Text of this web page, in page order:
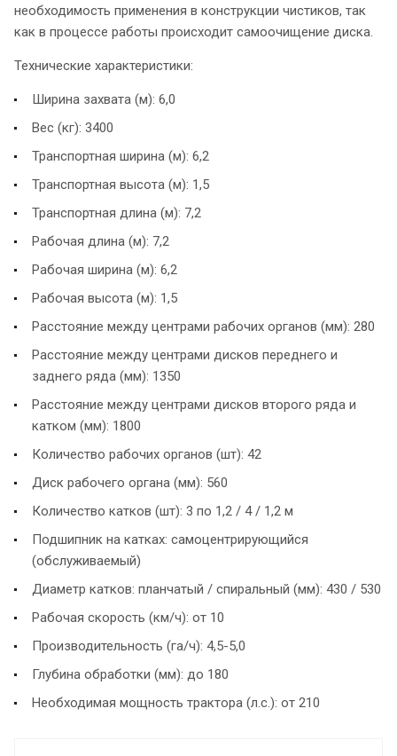
необходимость применения в конструкции чистиков, так
как в процессе работы происходит самоочищение диска.
Технические характеристики:
Ширина захвата (м): 6,0
Вес (кг): 3400
Транспортная ширина (м): 6,2
Транспортная высота (м): 1,5
Транспортная длина (м): 7,2
Рабочая длина (м): 7,2
Рабочая ширина (м): 6,2
Рабочая высота (м): 1,5
Расстояние между центрами рабочих органов (мм): 280
Расстояние между центрами дисков переднего и
заднего ряда (мм): 1350
Расстояние между центрами дисков второго ряда и
катком (мм): 1800
Количество рабочих органов (шт): 42
Диск рабочего органа (мм): 560
Количество катков (шт): 3 по 1,2 / 4 / 1,2 м
Подшипник на катках: самоцентрирующийся
(обслуживаемый)
Диаметр катков: планчатый / спиральный (мм): 430 / 530
Рабочая скорость (км/ч): от 10
Производительность (га/ч): 4,5-5,0
Глубина обработки (мм): до 180
Необходимая мощность трактора (л.с.): от 210